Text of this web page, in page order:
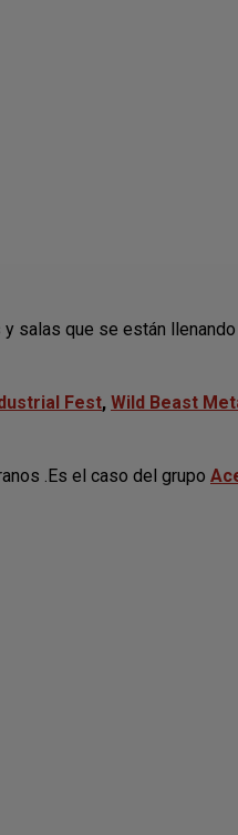
salas que se están
Fest, Wild Beast
.Es el caso del grupo